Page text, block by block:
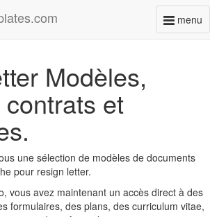
menu
Modèles,
et
une sélection de modèles de documents
pour resign letter.
vous avez maintenant un accès direct à des
formulaires, des plans, des curriculum vitae,